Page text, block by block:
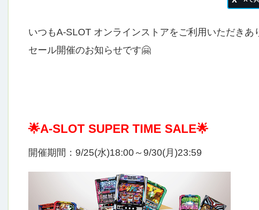
いつもA-SLOT オンラインストアをご利用いただきあ
セール開催のお知らせです🤗
🌟A-SLOT SUPER TIME SALE🌟
開催期間：9/25(水)18:00～9/30(月)23:59